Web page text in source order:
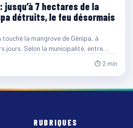
jusqu’à 7 hectares de la
détruits, le feu désormais
la mangrove de Génipa, à
jours. Selon la municipalité, entre…
⏱ 2 min
RUBRIQUES